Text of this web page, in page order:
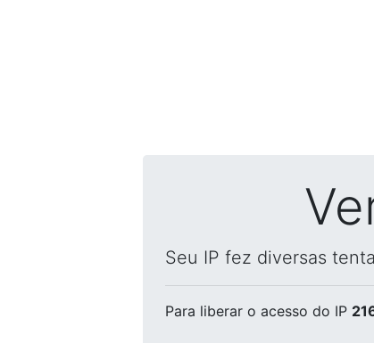
Seu IP fez diversas
Para liberar o acesso do IP